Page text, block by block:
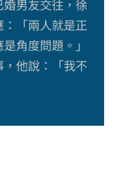
男友交往，徐
：「兩人就是正
角度問題。」
他說：「我不